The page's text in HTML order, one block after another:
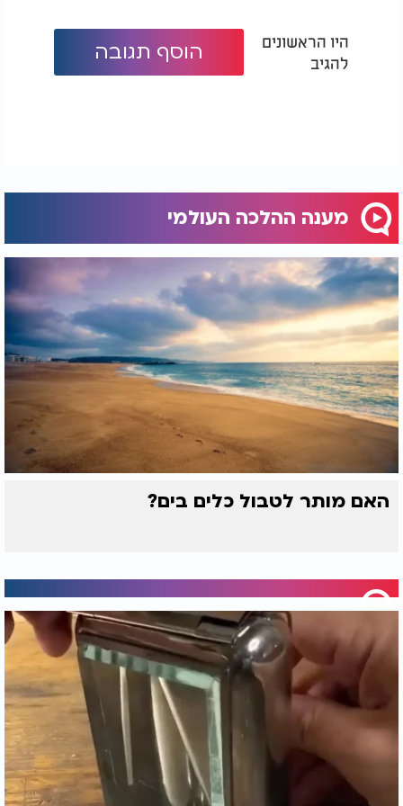
היו הראשונים
להגיב
הוסף תגובה
מענה ההלכה העולמי
האם מותר לטבול כלים בים?